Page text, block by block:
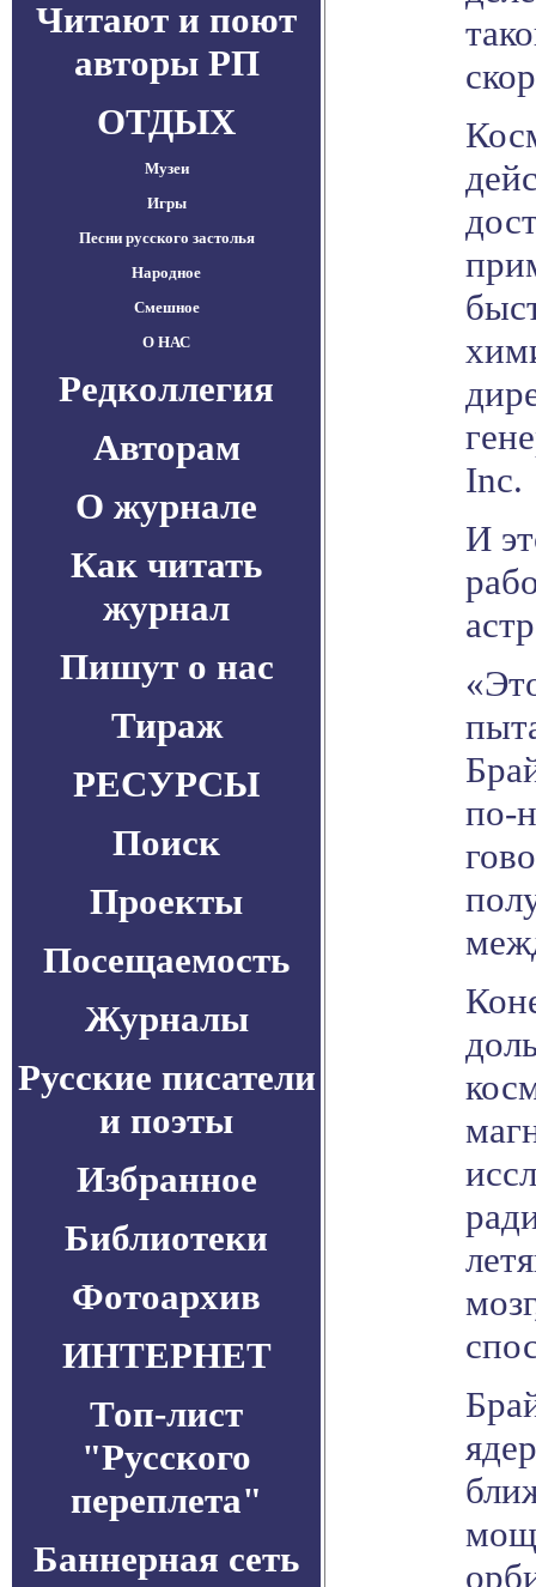
Читают и поют
авторы РП
ОТДЫХ
Музеи
Игры
Песни русского застолья
Народное
Смешное
О НАС
Редколлегия
Авторам
О журнале
Как читать
журнал
Пишут о нас
Тираж
РЕСУРСЫ
Поиск
Проекты
Посещаемость
Журналы
Русские писатели
и поэты
Избранное
Библиотеки
Фотоархив
ИНТЕРНЕТ
Топ-лист
"Русского
переплета"
Баннерная сеть
Inc.
И
по-